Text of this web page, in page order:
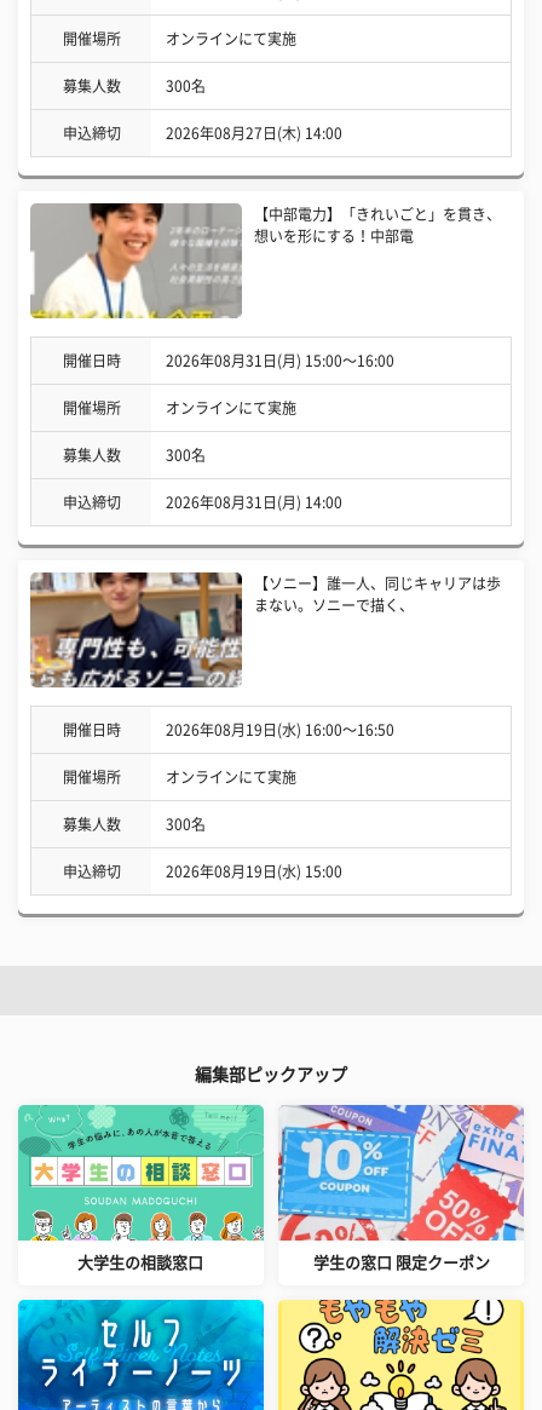
開催場所 オンラインにて実施
募集人数 300名
申込締切 2026年08月27日(木) 14:00
【中部電力】「きれいごと」を貫き、
想いを形にする！中部電
開催日時 2026年08月31日(月) 15:00〜16:00
開催場所 オンラインにて実施
募集人数 300名
申込締切 2026年08月31日(月) 14:00
【ソニー】誰一人、同じキャリアは歩
まない。ソニーで描く、
開催日時 2026年08月19日(水) 16:00〜16:50
開催場所 オンラインにて実施
募集人数 300名
申込締切 2026年08月19日(水) 15:00
編集部ピックアップ
大学生の相談窓口 学生の窓口 限定クーポン